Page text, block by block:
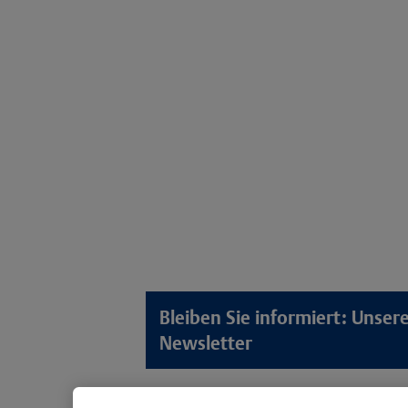
Bleiben Sie informiert:
Newsletter